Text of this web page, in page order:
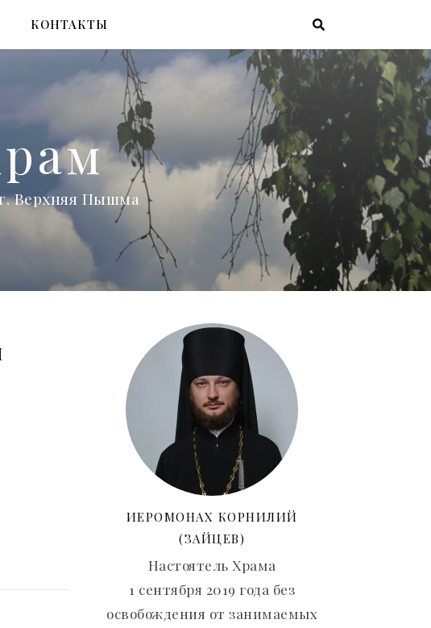
КОНТАКТЫ
Верхняя Пышма
ИЕРОМОНАХ КОРНИЛИЙ
(ЗАЙЦЕВ)
Настоятель Храма
1 сентября 2019 года без
освобождения от занимаемых